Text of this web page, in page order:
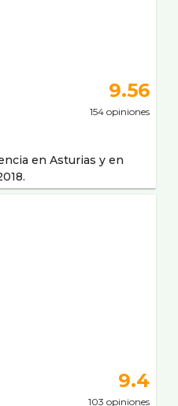
9.56
154 opiniones
en Asturias y en
9.4
103 opiniones